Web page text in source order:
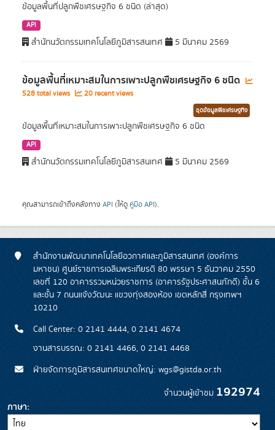
ข้อมูลพื้นที่ปลูกพืชเศรษฐกิจ 6 ชนิด (ล่าสุด)
API
สำนักนวัตกรรมเทคโนโลยีภูมิสารสนเทศ 5 มีนาคม 2569
ข้อมูลพื้นที่เหมาะสมในการเพาะปลูกพืชเศรษฐกิจ 6 ชนิด
528 total views 20 recent views
ชุดข้อมูลพืชเศรษฐกิจ
ข้อมูลพื้นที่เหมาะสมในการเพาะปลูกพืชเศรษฐกิจ 6 ชนิด
API
สำนักนวัตกรรมเทคโนโลยีภูมิสารสนเทศ 5 มีนาคม 2569
คุณสามารถเข้าถึงคลังทาง API (ให้ดู คู่มือ API).
สำนักงานพัฒนาเทคโนโลยีอวกาศและภูมิสารสนเทศ (องค์การ
มหาชน) ศูนย์ราชการเฉลิมพระเกียรติ 80 พรรษา 5 ธันวาคม 2550
เลขที่ 120 อาคารรวมหน่วยราชการ (อาคารรัฐประศาสนภักดี) ชั้น 6
และชั้น 7 ถนนแจ้งวัฒนะ แขวงทุ่งสองห้อง เขตหลักสี่ กรุงเทพฯ
10210
Call Center: 0 2141 4444, 0 2141 4674
งานสารบรรณ: 0 2141 4466, 0 2141 4468
ฝ่ายจัดการภูมิสารสนเทศขนาดใหญ่: wgs@gistda.or.th
จำนวนผู้เข้าชม 192974
ภาษา